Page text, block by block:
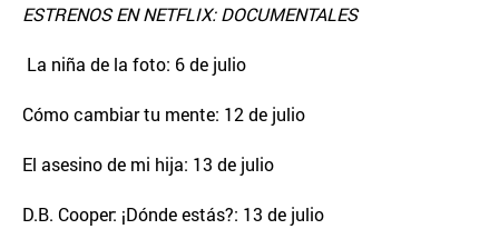
ESTRENOS EN NETFLIX: DOCUMENTALES
La niña de la foto: 6 de julio
Cómo cambiar tu mente: 12 de julio
El asesino de mi hija: 13 de julio
D.B. Cooper: ¡Dónde estás?: 13 de julio